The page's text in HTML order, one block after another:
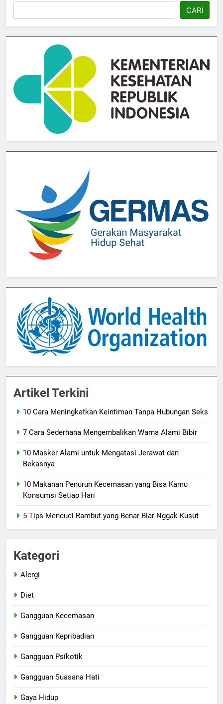
CARI
Artikel Terkini
10 Cara Meningkatkan Keintiman Tanpa Hubungan Seks
7 Cara Sederhana Mengembalikan Warna Alami Bibir
10 Masker Alami untuk Mengatasi Jerawat dan
Bekasnya
10 Makanan Penurun Kecemasan yang Bisa Kamu
Konsumsi Setiap Hari
5 Tips Mencuci Rambut yang Benar Biar Nggak Kusut
Kategori
Alergi
Diet
Gangguan Kecemasan
Gangguan Kepribadian
Gangguan Psikotik
Gangguan Suasana Hati
Gaya Hidup